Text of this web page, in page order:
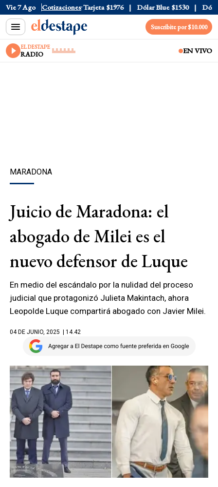
Vie 7 Ago Cotizaciones
Oficial $1520 Dólar Tarjeta $1976 Dólar Blue $1530 Dólar
Suscribite por $10.000
EL DESTAPE
RADIO EN VIVO
MARADONA
Juicio de Maradona: el
abogado de Milei es el
nuevo defensor de Luque
En medio del escándalo por la nulidad del proceso
judicial que protagonizó Julieta Makintach, ahora
Leopolde Luque compartirá abogado con Javier Milei.
04 DE JUNIO, 2025 | 14.42